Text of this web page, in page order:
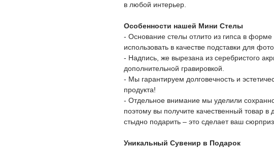
в любой интерьер.
Особенности нашей Мини Стелы
- Основание стелы отлито из гипса в
использовать в качестве подставки для
- Надпись, же вырезана из серебристого
дополнительной гравировкой.
- Мы гарантируем долговечность и
продукта!
- Отдельное внимание мы уделили
поэтому вы получите качественный товар в
стыдно подарить – это сделает ваш
Уникальный Сувенир в Подарок